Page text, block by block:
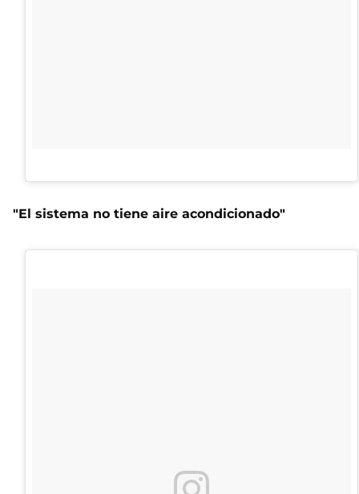
"El sistema no tiene aire acondicionado"